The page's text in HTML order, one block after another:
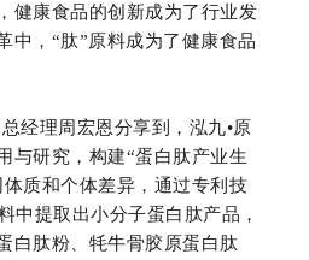
健康食品的创新成为了行业发
中，“肽”原料成为了健康食品
经理周宏恩分享到，泓九•原
与研究，构建“蛋白肽产业生
质和个体差异，通过专利技
中提取出小分子蛋白肽产品，
白肽粉、牦牛骨胶原蛋白肽